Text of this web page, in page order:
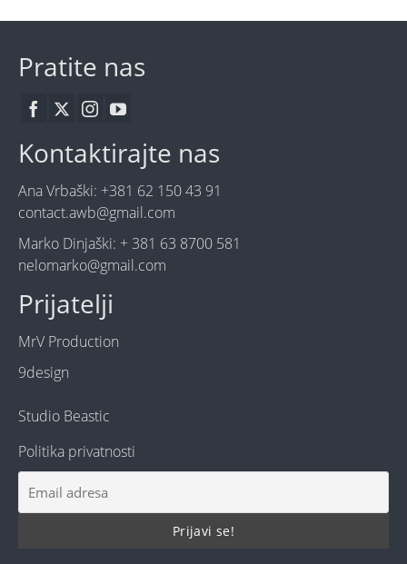
Pratite nas
Kontaktirajte nas
Ana Vrbaški: +381 62 150 43 91
contact.awb@gmail.com
Marko Dinjaški: + 381 63 8700 581
nelomarko@gmail.com
Prijatelji
MrV Production
9design
Studio Beastic
Politika privatnosti